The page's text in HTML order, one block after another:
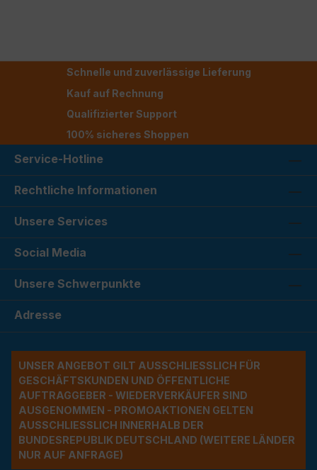
Schnelle und zuverlässige Lieferung
Kauf auf Rechnung
Qualifizierter Support
100% sicheres Shoppen
Service-Hotline
Rechtliche Informationen
Unsere Services
Social Media
Unsere Schwerpunkte
Adresse
UNSER ANGEBOT GILT AUSSCHLIESSLICH FÜR G
ESCHÄFTSKUNDEN UND ÖFFENTLICHE A
UFTRAGGEBER - WIEDERVERKÄUFER SIND A
USGENOMMEN - PROMOAKTIONEN GELTEN A
USSCHLIESSLICH INNERHALB DER BU
NDESREPUBLIK DEUTSCHLAND (WEITERE LÄNDER NU
R AUF ANFRAGE)